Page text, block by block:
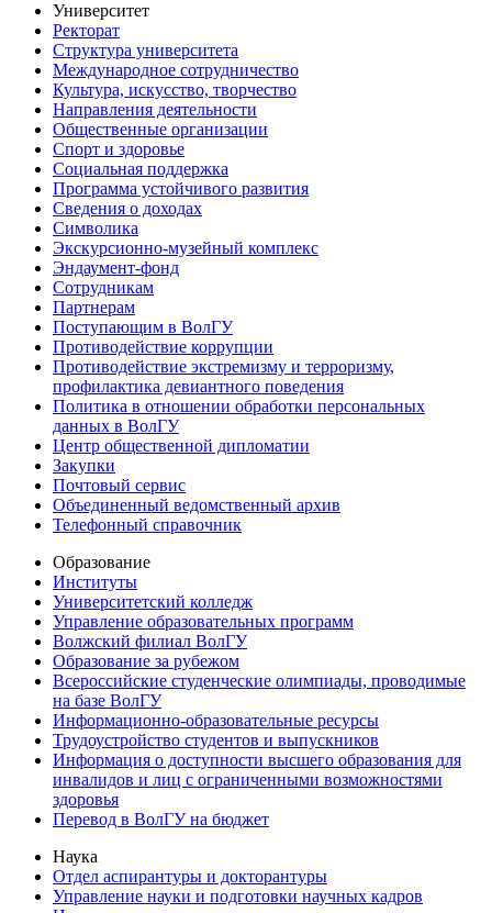
Университет
Ректорат
Структура университета
Международное сотрудничество
Культура, искусство, творчество
Направления деятельности
Общественные организации
Спорт и здоровье
Социальная поддержка
Программа устойчивого развития
Сведения о доходах
Символика
Экскурсионно-музейный комплекс
Эндаумент-фонд
Сотрудникам
Партнерам
Поступающим в ВолГУ
Противодействие коррупции
Противодействие экстремизму и терроризму,
профилактика девиантного поведения
Политика в отношении обработки персональных
данных в ВолГУ
Центр общественной дипломатии
Закупки
Почтовый сервис
Объединенный ведомственный архив
Телефонный справочник
Образование
Институты
Университетский колледж
Управление образовательных программ
Волжский филиал ВолГУ
Образование за рубежом
Всероссийские студенческие олимпиады, проводимые
на базе ВолГУ
Информационно-образовательные ресурсы
Трудоустройство студентов и выпускников
Информация о доступности высшего образования для
инвалидов и лиц с ограниченными возможностями
здоровья
Перевод в ВолГУ на бюджет
Наука
Отдел аспирантуры и докторантуры
Управление науки и подготовки научных кадров